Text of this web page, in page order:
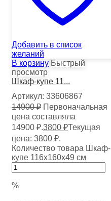
Добавить в список
желаний
В корзину Быстрый
просмотр
Шкаф-купе 11...
Артикул: 33606867
14900₽ Первоначальная
цена составляла
14900 ₽.3800 ₽Текущая
цена: 3800 ₽.
Количество товара Шкаф-
купе 116х160х49 см
%